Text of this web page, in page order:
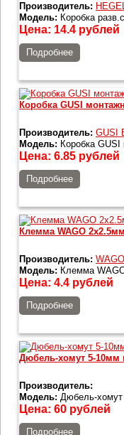
Производитель:
Модель: Коробка
Цена: 14.4 рублей
Подробнее
Коробка GUSI
Производитель: GUSI
Модель: Коробка
Цена: 6.85 рублей
Подробнее
Клемма WAGO
Производитель: WAGO
Модель: Клемма
Цена: 4.4 рублей
Подробнее
Дюбель-хомут 5-10мм
Производитель:
Модель: Дюбель-
Цена: 60 рублей
Подробнее